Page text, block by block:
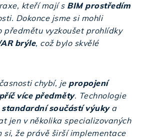
kteří mají s BIM prostředím
Dokonce jsme si mohli
předmětu vyzkoušet prohlídky
brýle, což bylo skvělé
chybí, je propojení
více předměty. Technologie
standardní součástí výukya
jen v několika specializovaných
si, že právě širší implementace